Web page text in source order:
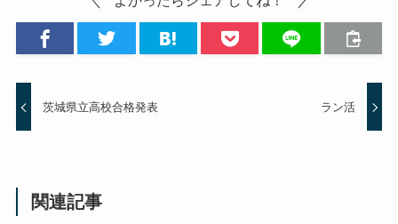
茨城県立高校合格発表 ラン活
関連記事